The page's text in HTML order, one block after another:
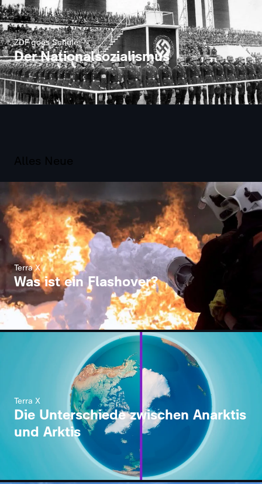
ZDF goes Schule
Der Nationalsozialismus
Alles Neue
Terra X
Was ist ein Flashover?
Terra X
Die Unterschiede zwischen Anarktis
und Arktis